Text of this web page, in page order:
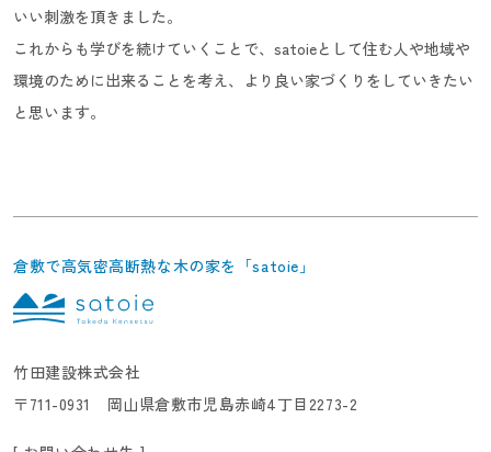
いい刺激を頂きました。
これからも学びを続けていくことで、satoieとして住む人や地域や
環境のために出来ることを考え、より良い家づくりをしていきたい
と思います。
倉敷で高気密高断熱な木の家を「satoie」
竹田建設株式会社
〒711-0931 岡山県倉敷市児島赤崎4丁目2273-2